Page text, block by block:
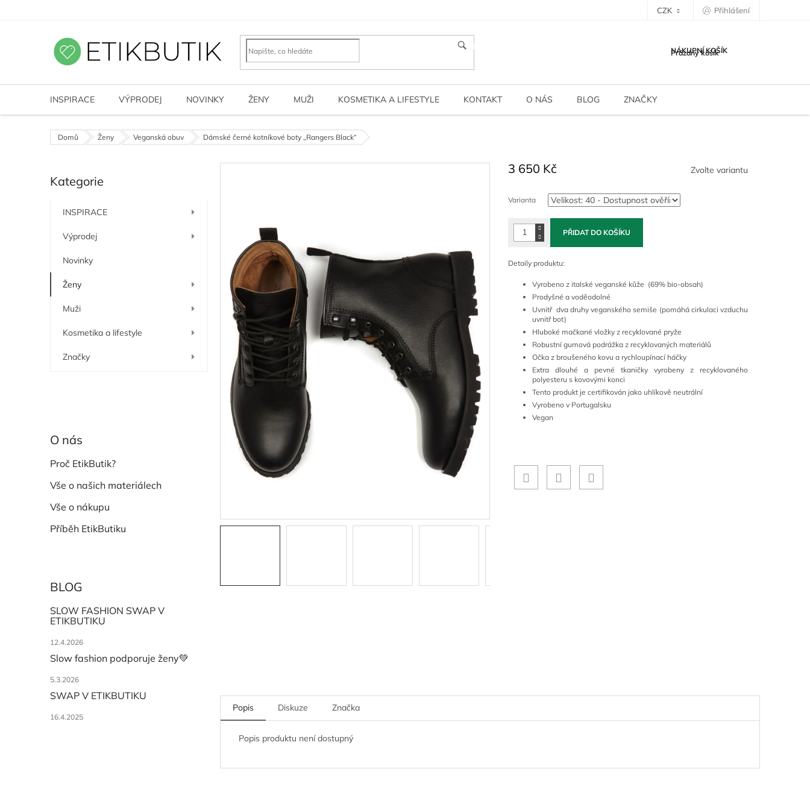
CZK Přihlášení
HLEDAT NÁKUPNÍ KOŠÍK
Prázdný košík
INSPIRACE VÝPRODEJ NOVINKY ŽENY MUŽI KOSMETIKA A LIFESTYLE KONTAKT O NÁS BLOG ZNAČKY
Domů Ženy Veganská obuv Dámské černé kotníkové boty „Rangers Black“
o
í
a
Přeskočit
kategorie
Kategorie
INSPIRACE
Výprodej
Novinky
Ženy
Muži
Kosmetika a lifestyle
Značky
O nás
Proč EtikButik?
Vše o našich materiálech
Vše o nákupu
Příběh EtikButiku
BLOG
SLOW FASHION SWAP V
ETIKBUTIKU
12.4.2026
Slow fashion podporuje ženy💚
5.3.2026
SWAP V ETIKBUTIKU
16.4.2025
3 650 Kč
cena:
Zvolte variantu
Varianta
PŘIDAT DO KOŠÍKU
Detaily produktu:
Vyrobeno z italské veganské kůže (69% bio-obsah)
Prodyšné a voděodolné
Uvnitř dva druhy veganského semiše (pomáhá cirkulaci vzduchu
uvnitř bot)
Hluboké mačkané vložky z recyklované pryže
Robustní gumová podrážka z recyklovaných materiálů
Očka z broušeného kovu a rychloupínací háčky
Extra dlouhé a pevné tkaničky vyrobeny z recyklovaného
polyesteru s kovovými konci
Tento produkt je certifikován jako uhlíkově neutrální
Vyrobeno v Portugalsku
Vegan
Popis Diskuze Značka
Popis produktu není dostupný